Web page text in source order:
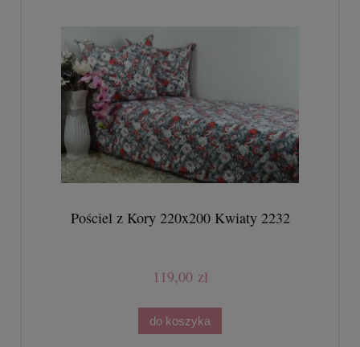
Pościel z Kory 220x200 Kwiaty 2232
119,00 zł
do koszyka